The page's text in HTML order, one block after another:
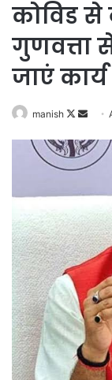
कोविड से
गुणवत्ता
जाएं
manish
Follow
X
Send
email